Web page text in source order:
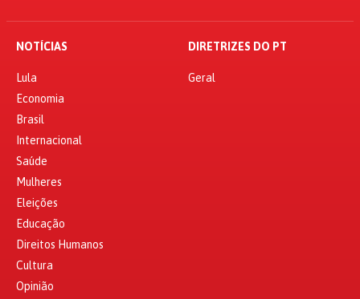
NOTÍCIAS
Lula
Economia
Brasil
Internacional
Saúde
Mulheres
Eleições
Educação
Direitos Humanos
Cultura
Opinião
DIRETRIZES DO PT
Geral